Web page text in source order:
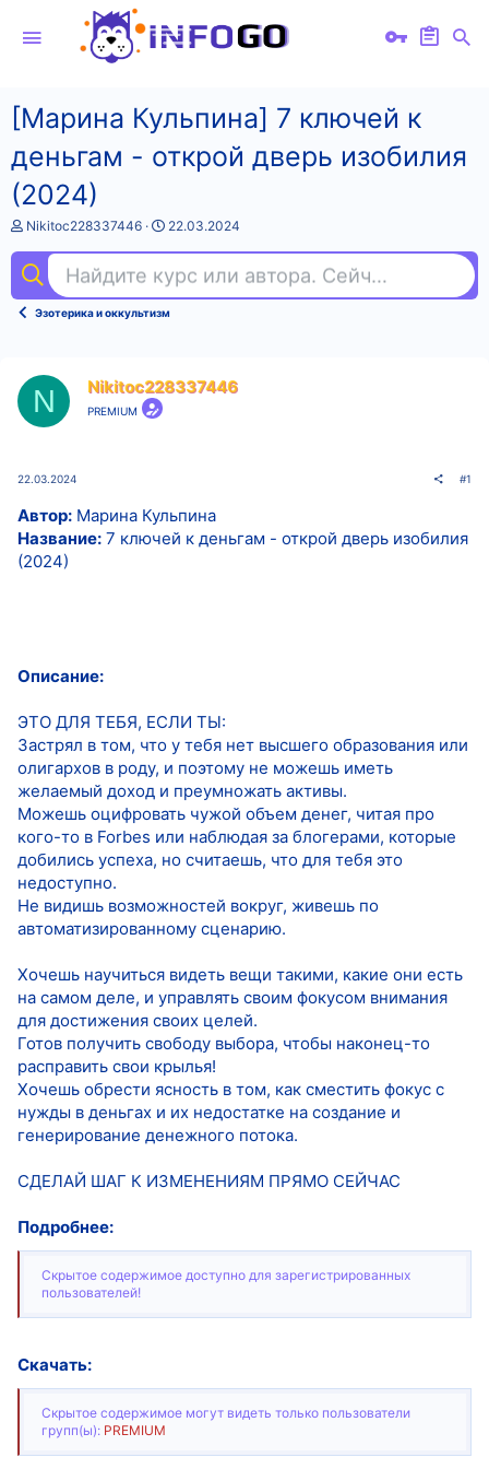
[Марина Кульпина] 7 ключей к
деньгам - открой дверь изобилия
(2024)
А
т
о
т
Nikitoc228337446
Д
а
н
а
а
22.03.2024
Найдите курс или автора. Сейчас ищут
Эзотерика и оккультизм
N Nikitoc228337446
PREMIUM
22.03.2024 #1
Автор: Марина Кульпина
Название: 7 ключей к деньгам - открой дверь изобилия
(2024)
Описание:
ЭТО ДЛЯ ТЕБЯ, ЕСЛИ ТЫ:
Застрял в том, что у тебя нет высшего образования или
олигархов в роду, и поэтому не можешь иметь
желаемый доход и преумножать активы.
Можешь оцифровать чужой объем денег, читая про
кого-то в Forbes или наблюдая за блогерами, которые
добились успеха, но считаешь, что для тебя это
недоступно.
Не видишь возможностей вокруг, живешь по
автоматизированному сценарию.
Хочешь научиться видеть вещи такими, какие они есть
на самом деле, и управлять своим фокусом внимания
для достижения своих целей.
Готов получить свободу выбора, чтобы наконец-то
расправить свои крылья!
Хочешь обрести ясность в том, как сместить фокус с
нужды в деньгах и их недостатке на создание и
генерирование денежного потока.
СДЕЛАЙ ШАГ К ИЗМЕНЕНИЯМ ПРЯМО СЕЙЧАС
Подробнее:
Скрытое содержимое доступно для зарегистрированных
пользователей!
Скачать:
Скрытое содержимое могут видеть только пользователи
групп(ы): PREMIUM